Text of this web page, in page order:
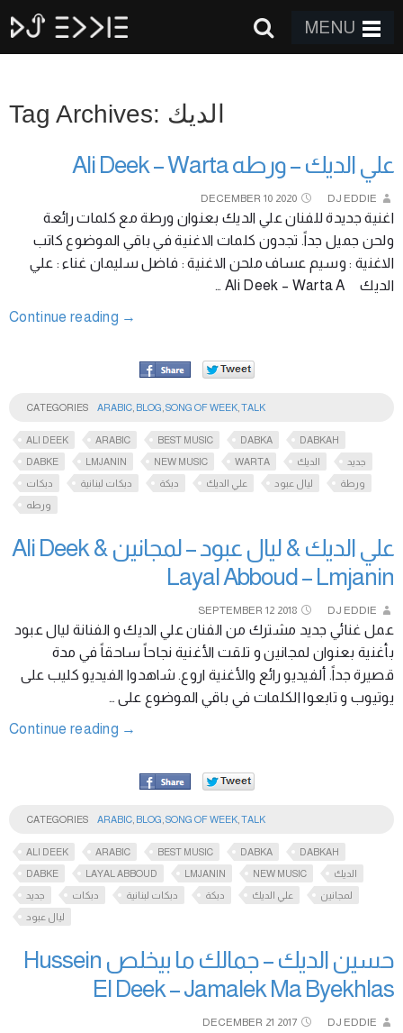
MENU
Tag Archives: الديك
علي الديك – ورطه Ali Deek – Warta
DECEMBER 10 2020 DJ EDDIE
اغنية جديدة للفنان علي الديك بعنوان ورطة مع كلمات رائعة
ولحن جميل جداً. تجدون كلمات الاغنية في باقي الموضوع كاتب
الاغنية : وسيم عساف ملحن الاغنية : فاضل سليمان غناء : علي
الديك Ali Deek – Warta A …
Continue reading →
CATEGORIES ARABIC BLOG SONG OF WEEK TALK
ALI DEEK ARABIC BEST MUSIC DABKA
DABKAH
DABKE
LMJANIN NEW MUSIC WARTA الديك
جديد
دبكات
دبكات لبنانية دبكة علي الديك ليال عبود
ورطة
ورطه
علي الديك & ليال عبود – لمجانين Ali Deek &
Layal Abboud – Lmjanin
SEPTEMBER 12 2018 DJ EDDIE
عمل غنائي جديد مشترك من الفنان علي الديك و الفنانة ليال عبود
بأغنية بعنوان لمجانين و تلقت الأغنية نجاحاً ساحقاً في مدة
قصيرة جداً. ألفيديو رائع والأغنية اروع. شاهدوا الفيديو كليب على
يوتيوب و تابعوا الكلمات في باقي الموضوع على …
Continue reading →
CATEGORIES ARABIC BLOG SONG OF WEEK TALK
ALI DEEK ARABIC BEST MUSIC DABKA
DABKAH
DABKE
LAYAL ABBOUD LMJANIN NEW MUSIC
الديك
جديد
دبكات دبكات لبنانية دبكة علي الديك
لمجانين
ليال عبود
حسين الديك – جمالك ما بيخلص Hussein
El Deek – Jamalek Ma Byekhlas
DECEMBER 21 2017 DJ EDDIE